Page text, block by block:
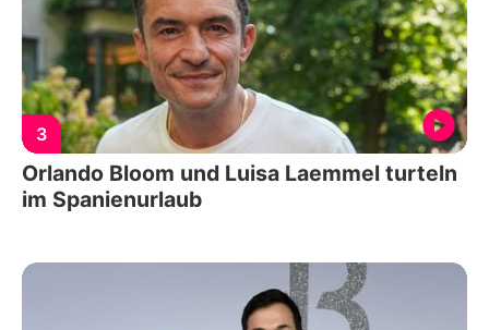
3
Orlando Bloom und Luisa Laemmel turteln
im Spanienurlaub